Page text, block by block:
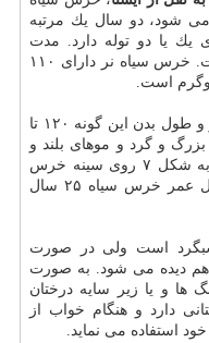
شود، دو سال یك مرتبه
یك یا دو توله دارد. مدت
آبستنی این گونه هفت تا هشت ماه است. خرس سیاه نر دارای ۱۱۰
طول دم خرس سیاه ۷ تا ۷۰ سانتی متر و طول بدن این گونه ۱۲۰ تا
بزرگ و گرد و موهای بلند و
سیاه رنگ دارد همینطور یك لكه سفید به شكل ۷ روی سینه خرس
سیاه وجود دارد. به صورت معمول طول عمر خرس سیاه ۲۵ سال
است ولی در صورت
هم دیده می شود. به صورت
ها و یا زیر سایه درختان
دارد و هنگام خواب از
استفاده می نماید.